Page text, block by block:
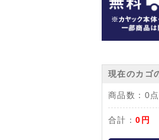
現在のカゴ
商品数： 0点
合計：0円